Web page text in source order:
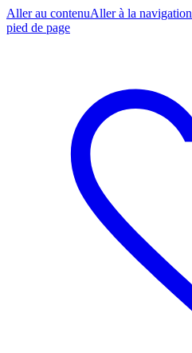
Aller au contenuAller à la navigation
pied de page